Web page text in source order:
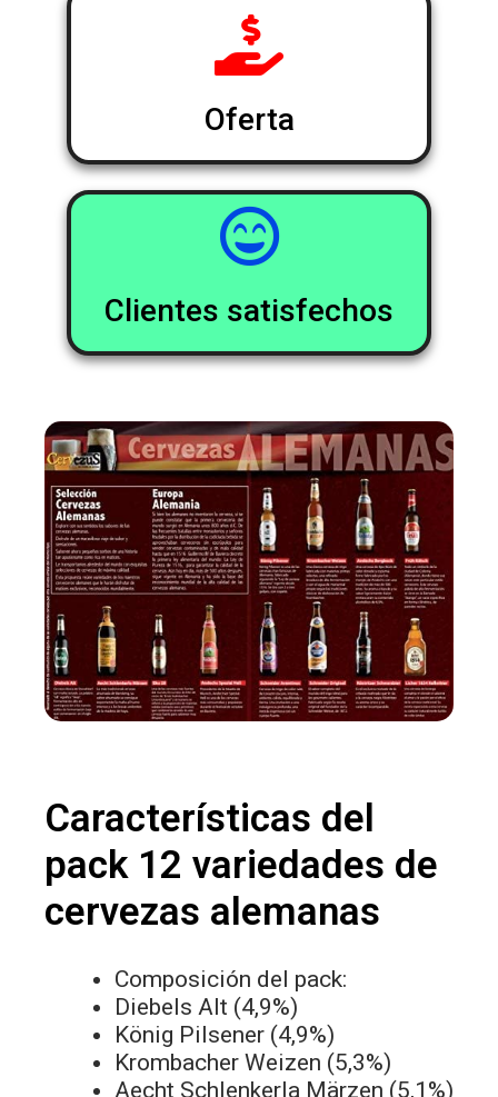
Oferta
Clientes satisfechos
Características del
pack 12 variedades de
cervezas alemanas
Composición del pack:
Diebels Alt (4,9%)
König Pilsener (4,9%)
Krombacher Weizen (5,3%)
Aecht Schlenkerla Märzen (5,1%)